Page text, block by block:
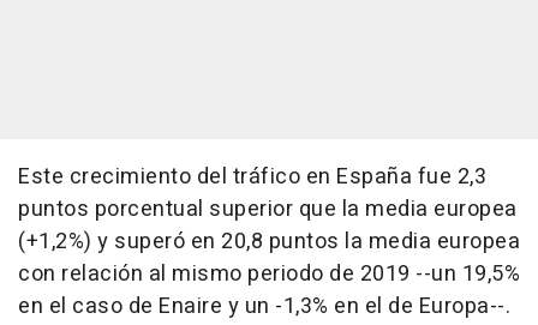
Este crecimiento del tráfico en España fue 2,3
puntos porcentual superior que la media europea
(+1,2%) y superó en 20,8 puntos la media europea
con relación al mismo periodo de 2019 --un 19,5%
en el caso de Enaire y un -1,3% en el de Europa--.